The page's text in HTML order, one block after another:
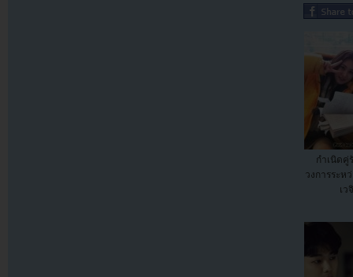
กำเนิดคู่
วงการระห
เว